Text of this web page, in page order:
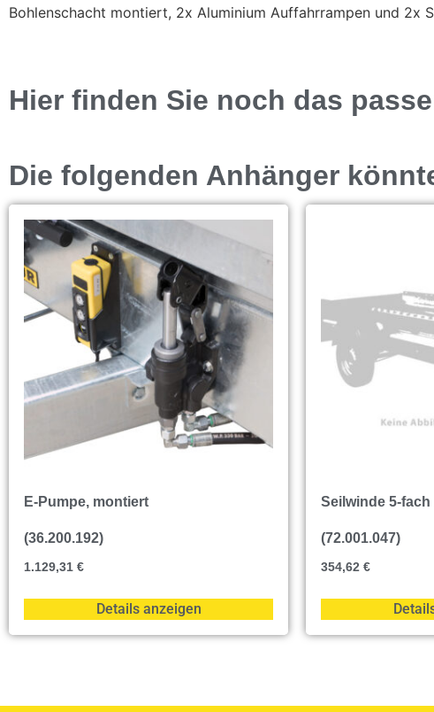
Bohlenschacht montiert, 2x Aluminium Auffahrrampen und 2x
Hier finden Sie noch das
Die folgenden Anhänger
E-Pumpe, montiert
(36.200.192)
1.129,31 €
Details anzeigen
Seilwinde 5-
(72.001.047)
354,62 €